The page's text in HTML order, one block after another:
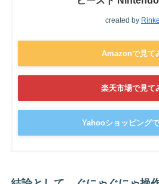
Amazonで見て
楽天市場で見て
結論として、ぐにゃぐにゃ操